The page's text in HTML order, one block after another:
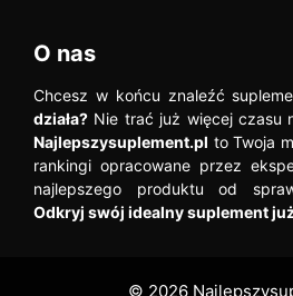
O nas
Chcesz w końcu znaleźć
działa? Nie trać już więcej czasu
Najlepszysuplement.pl to Twoja
rankingi opracowane przez
najlepszego produktu od
Odkryj swój idealny suplement
© 2026